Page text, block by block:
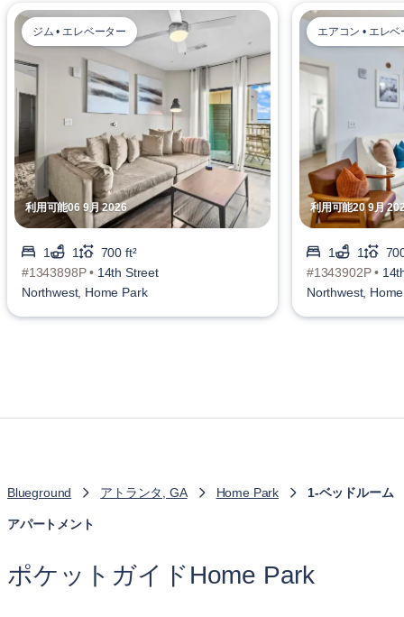
利用可能06 9月 2026
ジム • エレベーター
1 1
700 ft²
#1343898P • 14th Street
Northwest, Home Park
利用可能20 9月
エアコン • エレ
1 1
#1343902P •
Northwest,
Blueground アトランタ, GA Home Park 1-ベッドルーム
アパートメント
ポケットガイドHome Park